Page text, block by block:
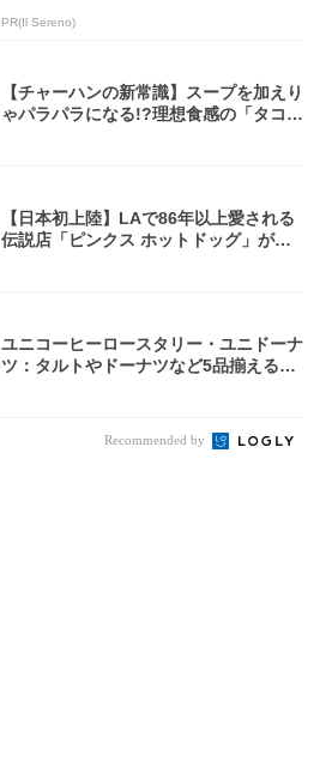
PR(Il Sereno)
【チャーハンの新常識】スープを加えり
ゃパラパラになる!?理想食感の「タコチ
【日本初上陸】LAで86年以上愛される
伝説店「ピンクス ホットドッグ」が年
ユニコーヒーロースタリー・ユニドーナ
ツ：タルトやドーナツなど5品揃える
Recommended by